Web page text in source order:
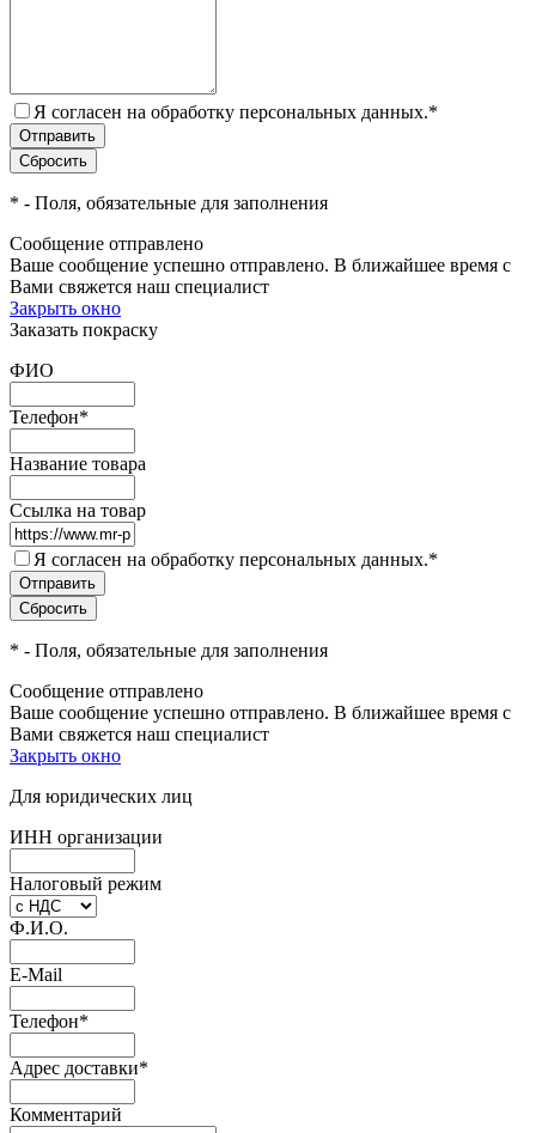
Я согласен на обработку персональных данных.*
* - Поля, обязательные для заполнения
Сообщение отправлено
Ваше сообщение успешно отправлено. В ближайшее время с
Вами свяжется наш специалист
Закрыть окно
Заказать покраску
ФИО
Телефон*
Название товара
Ссылка на товар
Я согласен на обработку персональных данных.*
* - Поля, обязательные для заполнения
Сообщение отправлено
Ваше сообщение успешно отправлено. В ближайшее время с
Вами свяжется наш специалист
Закрыть окно
Для юридических лиц
ИНН организации
Налоговый режим
Ф.И.О.
E-Mail
Телефон*
Адрес доставки*
Комментарий